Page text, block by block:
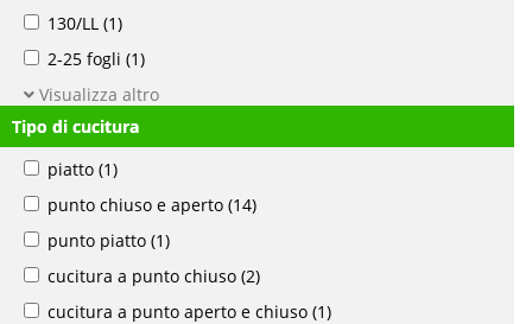
130/LL (1)
2-25 fogli (1)
Visualizza altro
Tipo di cucitura
piatto (1)
punto chiuso e aperto (14)
punto piatto (1)
cucitura a punto chiuso (2)
cucitura a punto aperto e chiuso (1)